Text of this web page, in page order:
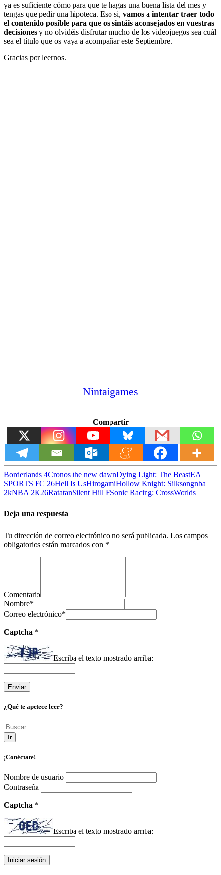
ya es suficiente cómo para que te hagas una buena lista del mes y
tengas que pedir una hipoteca. Eso si, vamos a intentar traer todo
el contenido posible para que os sintáis aconsejados en vuestras
decisiones y no olvidéis disfrutar mucho de los videojuegos sea cuál
sea el título que os vaya a acompañar este Septiembre.
Gracias por leernos.
Nintaigames
Compartir
Borderlands 4Cronos the new dawnDying Light: The BeastEA
SPORTS FC 26Hell Is UsHirogamiHollow Knight: Silksongnba
2kNBA 2K26RatatanSilent Hill FSonic Racing: CrossWorlds
Deja una respuesta
Tu dirección de correo electrónico no será publicada. Los campos
obligatorios están marcados con *
Comentario
Nombre*
Correo electrónico*
Captcha *
Escriba el texto mostrado arriba:
¿Qué te apetece leer?
Ir
¡Conéctate!
Nombre de usuario
Contraseña
Captcha *
Escriba el texto mostrado arriba: